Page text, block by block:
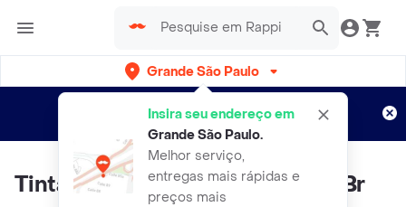
Grande São Paulo
Insira seu endereço em
Grande São Paulo.
Melhor serviço,
entregas mais rápidas e
preços mais
Entregas grátis por 15 dias!
Aplicam T&C
Tinta Guache Branco Gua/250Br